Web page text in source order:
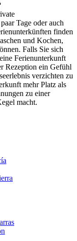
Tage oder auch
finden
und Kochen,
Falls Sie sich
Ferienunterkunft
Rezeption ein Gefühl
verzichten zu
mehr Platz als
zu einer
macht.